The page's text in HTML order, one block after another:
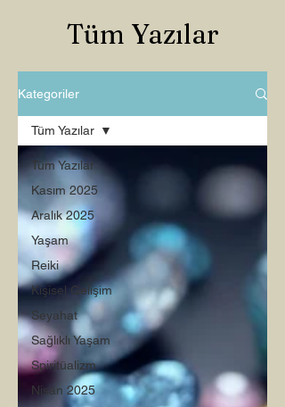
Tüm Yazılar
Kategoriler
Tüm Yazılar
Kasım 2025
Aralık 2025
Yaşam
Reiki
Kişisel Gelişim
Seyahat
Sağlıklı Yaşam
Spiritüalizm
Nisan 2025
Tüm Yazılar